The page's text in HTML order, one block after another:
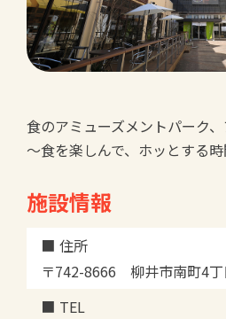
食のアミューズメントパーク
～食を楽しんで、ホッとする
施設情報
住所
〒742-8666 柳井市南町4丁
TEL